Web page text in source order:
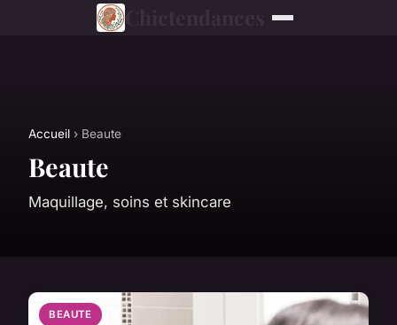
Accueil › Beaute
Beaute
Maquillage, soins et skincare
BEAUTE